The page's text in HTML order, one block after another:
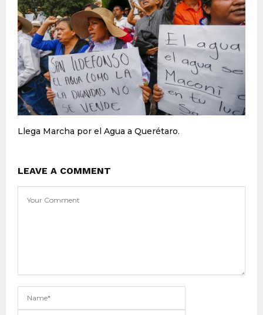
Llega Marcha por el Agua a Querétaro.
LEAVE A COMMENT